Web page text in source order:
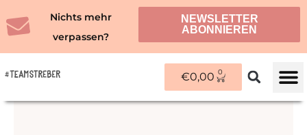
Inhalt
Nichts mehr
verpassen?
NEWSLETTER
ABONNIEREN
€0,00 0
WARENKORB